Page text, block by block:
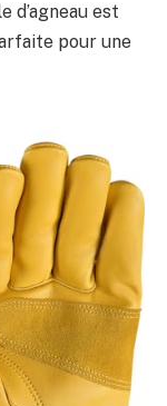
d’agneau est
pour une